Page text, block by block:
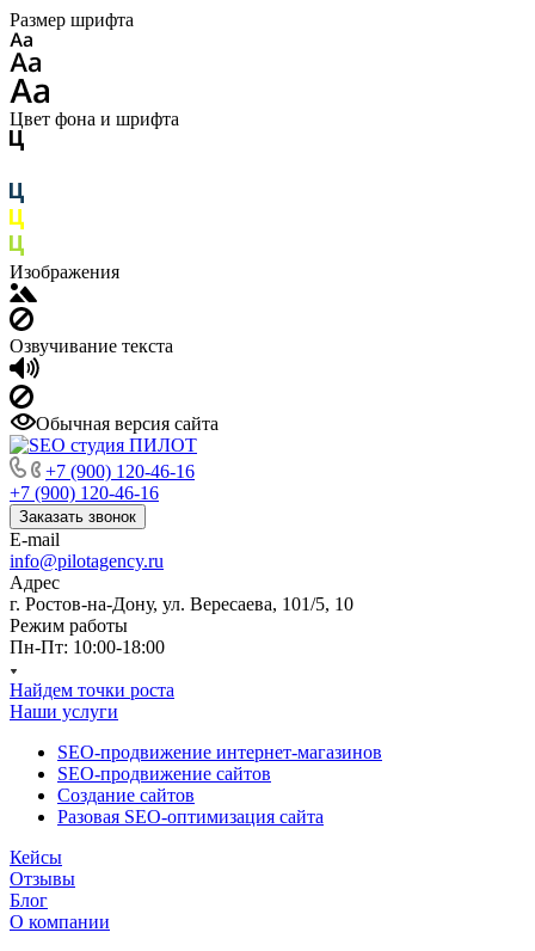
Размер шрифта
Цвет фона и шрифта
Изображения
Озвучивание текста
Обычная версия сайта
+7 (900) 120-46-16
+7 (900) 120-46-16
Заказать звонок
E-mail
info@pilotagency.ru
Адрес
г. Ростов-на-Дону, ул. Вересаева, 101/5, 10
Режим работы
Пн-Пт: 10:00-18:00
Найдем точки роста
Наши услуги
SEO-продвижение интернет-магазинов
SEO-продвижение сайтов
Создание сайтов
Разовая SEO-оптимизация сайта
Кейсы
Отзывы
Блог
О компании